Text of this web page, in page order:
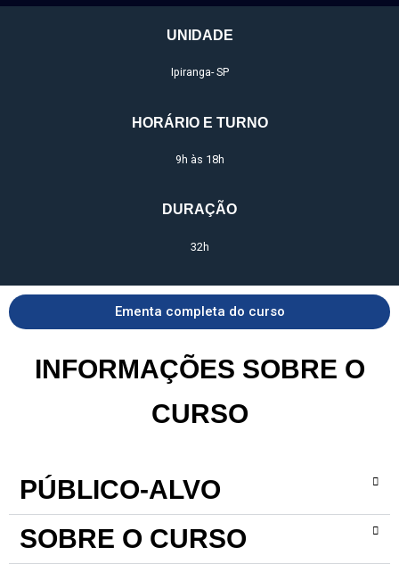
UNIDADE
Ipiranga- SP
HORÁRIO E TURNO
9h às 18h
DURAÇÃO
32h
Ementa completa do curso
INFORMAÇÕES SOBRE O
CURSO
PÚBLICO-ALVO
SOBRE O CURSO